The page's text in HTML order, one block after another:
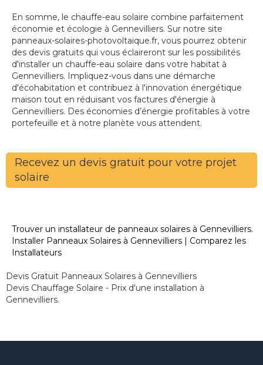
En somme, le chauffe-eau solaire combine parfaitement
économie et écologie à Gennevilliers. Sur notre site
panneaux-solaires-photovoltaique.fr, vous pourrez obtenir
des devis gratuits qui vous éclaireront sur les possibilités
d'installer un chauffe-eau solaire dans votre habitat à
Gennevilliers. Impliquez-vous dans une démarche
d'écohabitation et contribuez à l'innovation énergétique
maison tout en réduisant vos factures d'énergie à
Gennevilliers. Des économies d’énergie profitables à votre
portefeuille et à notre planète vous attendent.
Recevez un devis gratuit pour votre projet
solaire
Trouver un installateur de panneaux solaires à Gennevilliers.
Installer Panneaux Solaires à Gennevilliers | Comparez les
Installateurs
Devis Gratuit Panneaux Solaires à Gennevilliers
Devis Chauffage Solaire - Prix d'une installation à
Gennevilliers.